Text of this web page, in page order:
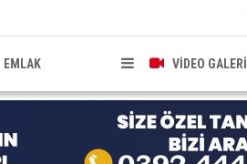
VİDEO GALERİ
EMLAK